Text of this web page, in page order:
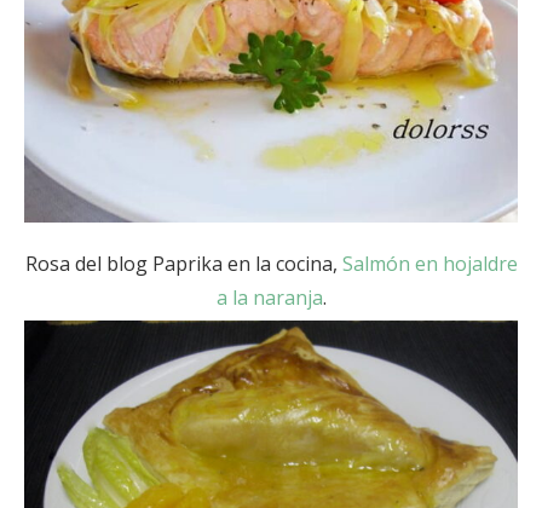
Rosa del blog Paprika en la cocina, Salmón en hojaldre
a la naranja.